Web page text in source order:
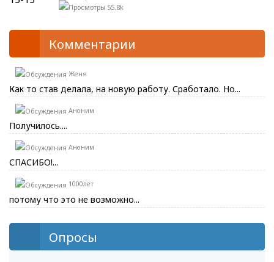
55.8k
Комментарии
Женя
Как то став делала, на новую работу. Сработало. Но...
Аноним
Получилось....
Аноним
СПАСИБО!...
1000лет
потому что это не возможно...
Опросы